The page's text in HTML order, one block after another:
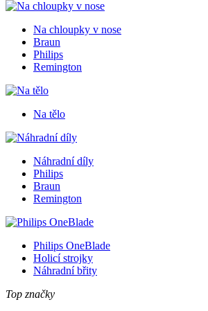
Na chloupky v nose
Braun
Philips
Remington
Na tělo
Náhradní díly
Philips
Braun
Remington
Philips OneBlade
Holicí strojky
Náhradní břity
Top značky